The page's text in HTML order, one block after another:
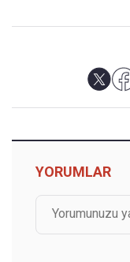
YORUMLAR